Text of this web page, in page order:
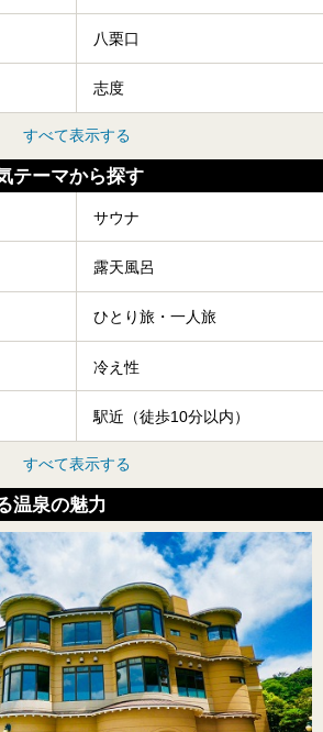
八栗口
志度
すべて表示する
テーマから探す
サウナ
露天風呂
ひとり旅・一人旅
冷え性
駅近（徒歩10分以内）
すべて表示する
温泉の魅力